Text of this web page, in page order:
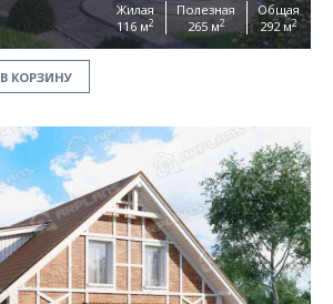
Жилая
116 м2
Полезная
265 м2
Общая
292 м2
В КОРЗИНУ